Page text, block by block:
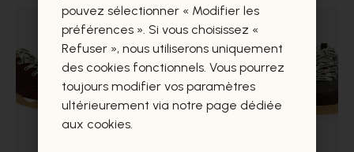
pouvez sélectionner « Modifier les
préférences ». Si vous choisissez «
Refuser », nous utiliserons uniquement
des cookies fonctionnels. Vous pourrez
toujours modifier vos paramètres
ultérieurement via notre page dédiée
aux cookies.